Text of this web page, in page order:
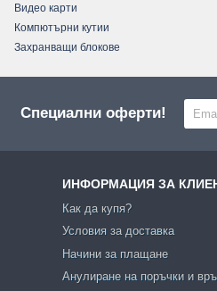
Видео карти
Компютърни кутии
Захранващи блокове
Специални оферти!
ИНФОРМАЦИЯ ЗА
Как да купя?
Условия за доставка
Начини за плащане
Анулиране на поръчки и